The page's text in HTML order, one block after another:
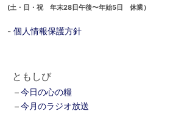
(土・日・祝 年末28日午後〜年始5日 休業）
- 個人情報保護方針
ともしび
今日の心の糧
今月のラジオ放送